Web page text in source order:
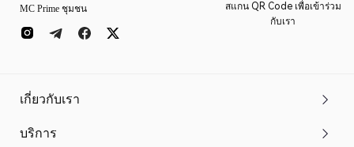
MC Prime ชุมชน
สแกน QR Code เพื่อเข้าร่วม
กับเรา
เกี่ยวกับเรา
บริการ